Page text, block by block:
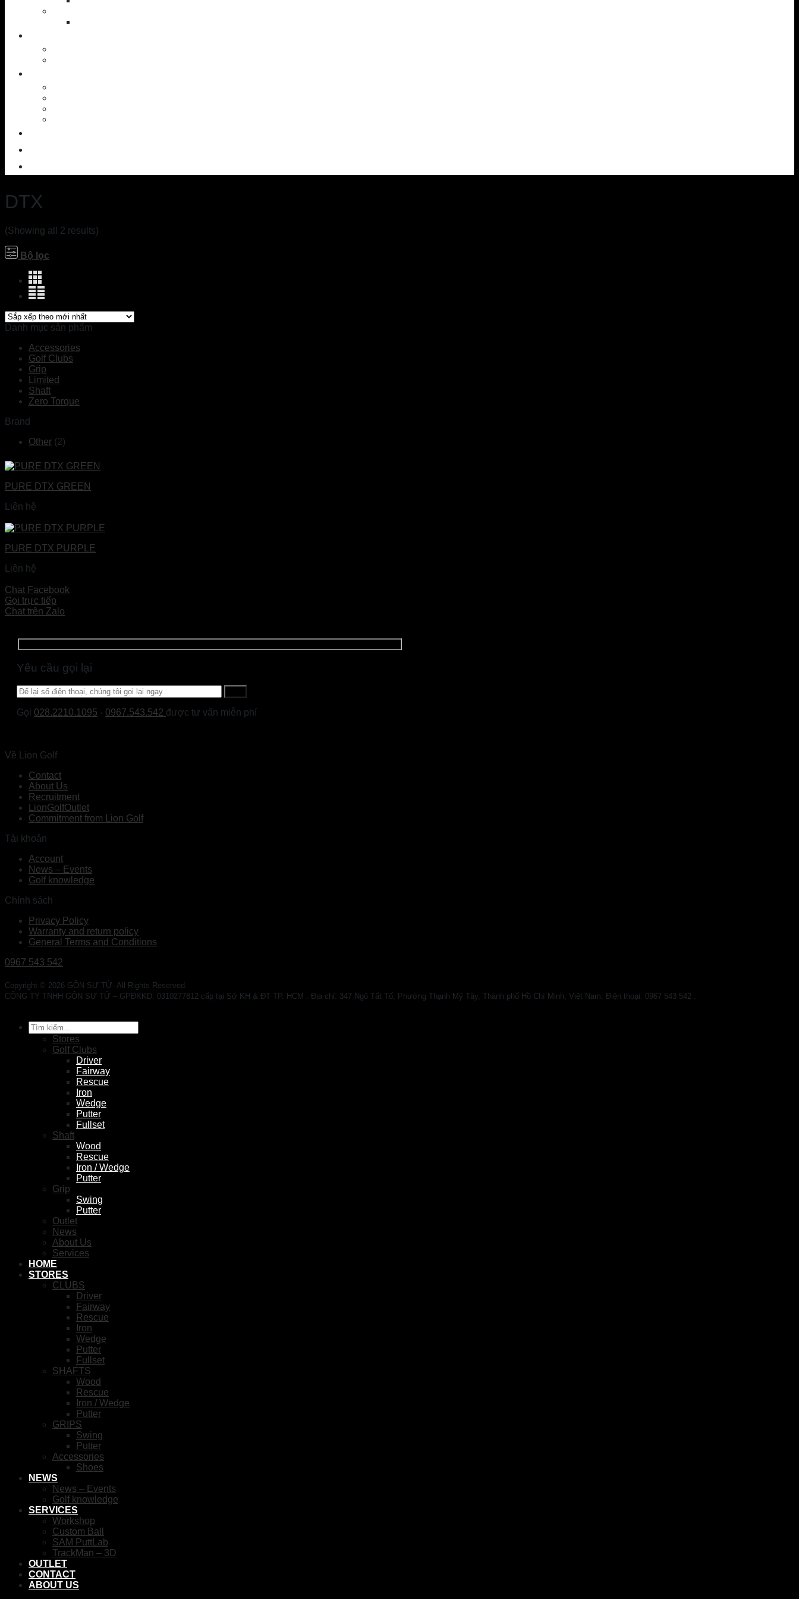
DTX
(Showing all 2 results)
Bộ lọc
Danh mục sản phẩm
Accessories
Golf Clubs
Grip
Limited
Shaft
Zero Torque
Brand
Other (2)
PURE DTX GREEN
Liên hệ
PURE DTX PURPLE
Liên hệ
Chat Facebook
Gọi trực tiếp
Chat trên Zalo
Yêu cầu gọi lại
Gọi 028.2210.1095 - 0967.543.542 được tư vấn miễn phí
Về Lion Golf
Contact
About Us
Recruitment
LionGolfOutlet
Commitment from Lion Golf
Tài khoản
Account
News – Events
Golf knowledge
Chính sách
Privacy Policy
Warranty and return policy
General Terms and Conditions
0967 543 542
Copyright © 2026 GÔN SƯ TỬ- All Rights Reserved.
CÔNG TY TNHH GÔN SƯ TỬ – GPĐKKD: 0310277812 cấp tại Sở KH & ĐT TP. HCM . Địa chỉ: 347 Ngô Tất Tố, Phường Thạnh Mỹ Tây, Thành phố Hồ Chí Minh, Việt Nam. Điện thoại: 0967 543 542 .
Tìm
kiếm: Stores
Golf Clubs
Driver
Fairway
Rescue
Iron
Wedge
Putter
Fullset
Shaft
Wood
Rescue
Iron / Wedge
Putter
Grip
Swing
Putter
Outlet
News
About Us
Services
HOME
STORES
CLUBS
Driver
Fairway
Rescue
Iron
Wedge
Putter
Fullset
SHAFTS
Wood
Rescue
Iron / Wedge
Putter
GRIPS
Swing
Putter
Accessories
Shoes
NEWS
News – Events
Golf knowledge
SERVICES
Workshop
Custom Ball
SAM PuttLab
TrackMan – 3D
OUTLET
CONTACT
ABOUT US